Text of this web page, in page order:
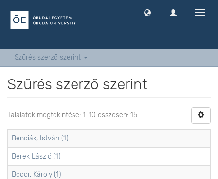
Szűrés szerző szerint
Szűrés szerző szerint
Találatok megtekintése: 1-10 összesen: 15
Bendiák, István (1)
Berek László (1)
Bodor, Károly (1)